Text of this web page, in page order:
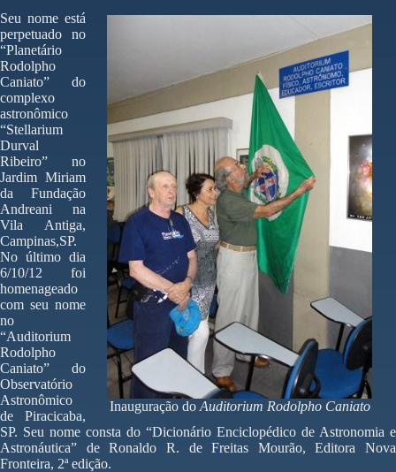
Inauguração do Auditorium Rodolpho Caniato
Seu nome está
perpetuado no
“Planetário
Rodolpho
Caniato” do
complexo
astronômico
“Stellarium
Durval
Ribeiro” no
Jardim Miriam
da Fundação
Andreani na
Vila Antiga,
Campinas,SP.
No último dia
6/10/12 foi
homenageado
com seu nome
no
“Auditorium
Rodolpho
Caniato” do
Observatório
Astronômico
de Piracicaba,
SP. Seu nome consta do “Dicionário Enciclopédico de Astronomia e
Astronáutica” de Ronaldo R. de Freitas Mourão, Editora Nova
Fronteira, 2ª edição.